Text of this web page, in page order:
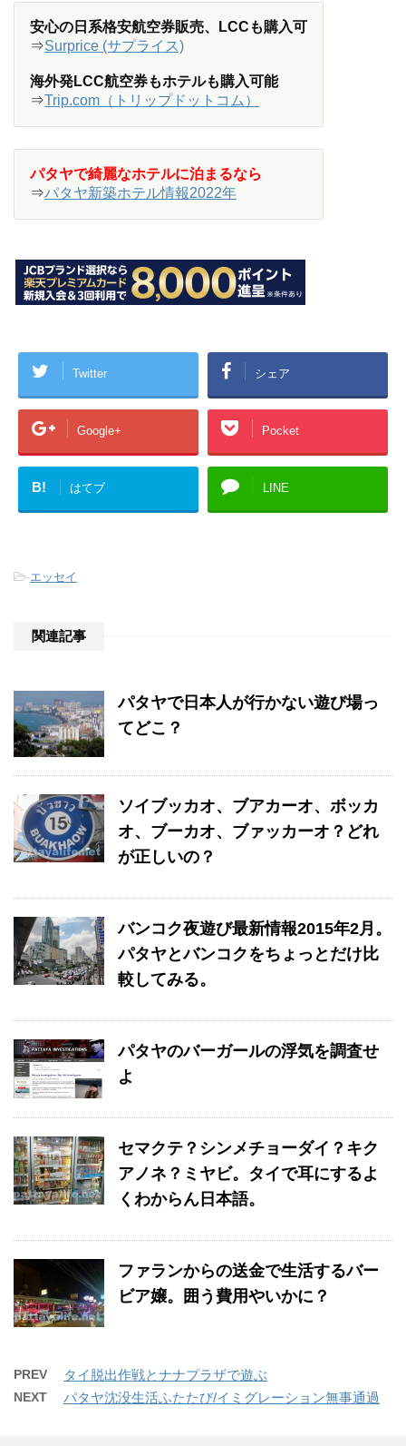
安心の日系格安航空券販売、LCCも購入可
⇒Surprice (サプライス)
海外発LCC航空券もホテルも購入可能
⇒Trip.com（トリップドットコム）
パタヤで綺麗なホテルに泊まるなら
⇒パタヤ新築ホテル情報2022年
Twitter シェア
Google+ Pocket
B! はてブ LINE
-エッセイ
関連記事
パタヤで日本人が行かない遊び場っ
てどこ？
ソイブッカオ、ブアカーオ、ボッカ
オ、ブーカオ、ブァッカーオ？どれ
が正しいの？
バンコク夜遊び最新情報2015年2月。
パタヤとバンコクをちょっとだけ比
較してみる。
パタヤのバーガールの浮気を調査せ
よ
セマクテ？シンメチョーダイ？キク
アノネ？ミヤビ。タイで耳にするよ
くわからん日本語。
ファランからの送金で生活するバー
ビア嬢。囲う費用やいかに？
PREV タイ脱出作戦とナナプラザで遊ぶ
NEXT パタヤ沈没生活ふたたび/イミグレーション無事通過